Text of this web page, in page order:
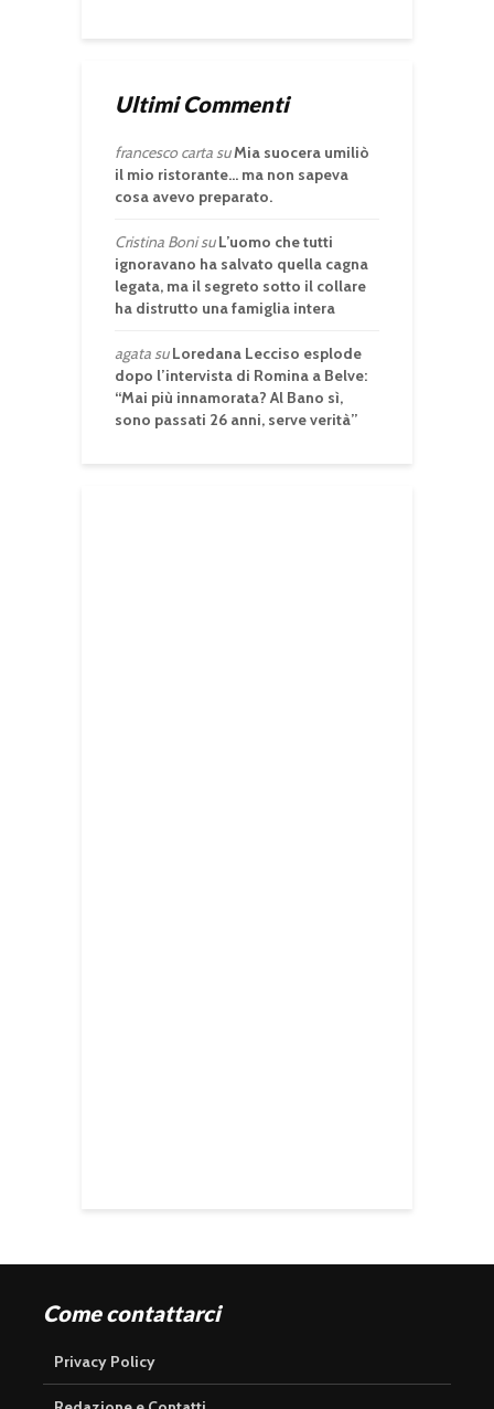
Ultimi Commenti
francesco carta suMia suocera umiliò
il mio ristorante… ma non sapeva
cosa avevo preparato.
Cristina BonisuL’uomo che tutti
ignoravano ha salvato quella cagna
legata, ma il segreto sotto il collare
ha distrutto una famiglia intera
agata suLoredana Lecciso esplode
dopo l’intervista di Romina a Belve:
“Mai più innamorata? Al Bano sì,
sono passati 26 anni, serve verità”
Come contattarci
Privacy Policy